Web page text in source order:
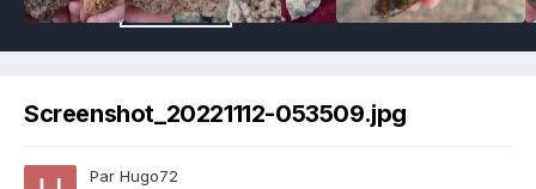
Screenshot_20221112-053509.jpg
Par Hugo72